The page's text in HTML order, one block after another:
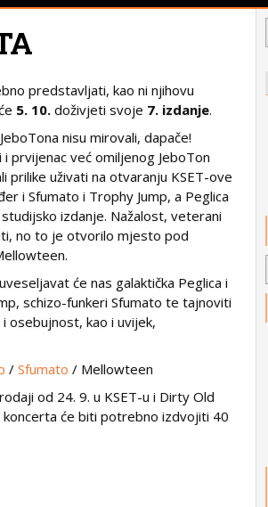
predstavljati, kao ni njihovu
5. 10. doživjeti svoje 7. izdanje.
nisu mirovali, dapače!
i prvijenac već omiljenog JeboTon
prilike uživati na otvaranju KSET-ove
i Sfumato i Trophy Jump, a Peglica
izdanje. Nažalost, veterani
no to je otvorilo mjesto pod
će nas galaktička Peglica i
schizo-funkeri Sfumato te tajnoviti
osebujnost, kao i uvijek,
/Sfumato / Mellowteen
od 24. 9. u KSET-u i Dirty Old
koncerta će biti potrebno izdvojiti 40